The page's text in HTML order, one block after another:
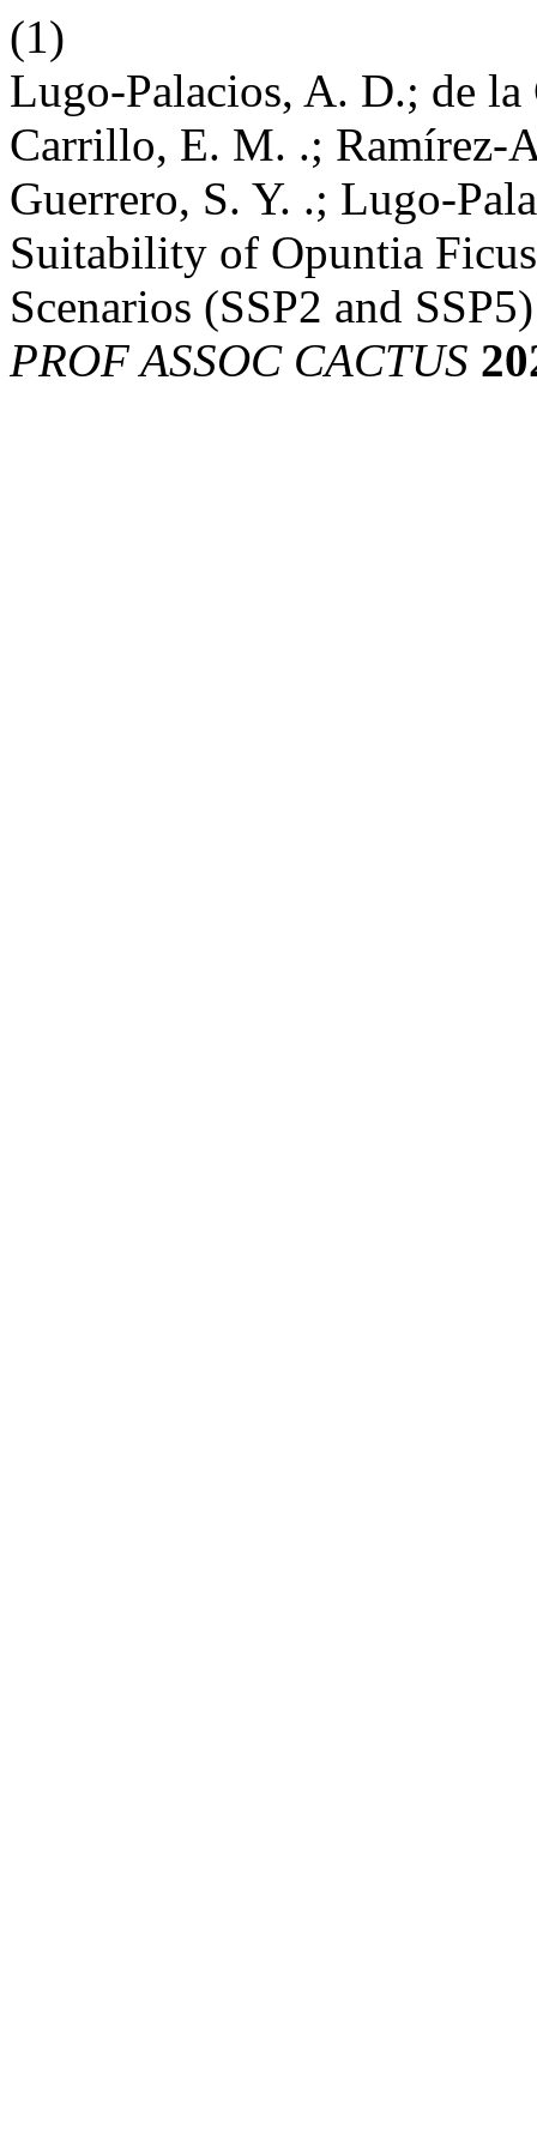
(1)
Lugo-Palacios, A. D.; de
Carrillo, E. M. .; Ramírez-
Guerrero, S. Y. .; Lugo-
Suitability of Opuntia
Scenarios (SSP2 and
PROF ASSOC CACTUS